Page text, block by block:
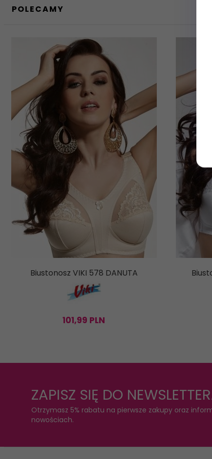
Promocja: Nie
POLECAMY
Biustonosz VIKI 578 DANUTA
101,99 PLN
ZAPISZ SIĘ DO
Otrzymasz 5% rabatu na pierwsze zakupy oraz
nowościach.
najnowsze
informacje o
Chcę zapisać się do
Zasady ochrony